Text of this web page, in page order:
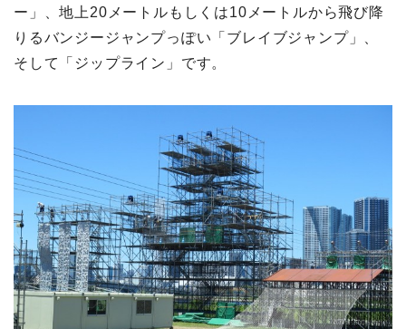
ー」、地上20メートルもしくは10メートルから飛び降
りるバンジージャンプっぽい「ブレイブジャンプ」、
そして「ジップライン」です。